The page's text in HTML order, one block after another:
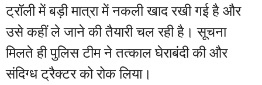
ट्रॉली में बड़ी मात्रा में नकली खाद रखी गई है और
उसे कहीं ले जाने की तैयारी चल रही है। सूचना
मिलते ही पुलिस टीम ने तत्काल घेराबंदी की और
संदिग्ध ट्रैक्टर को रोक लिया।